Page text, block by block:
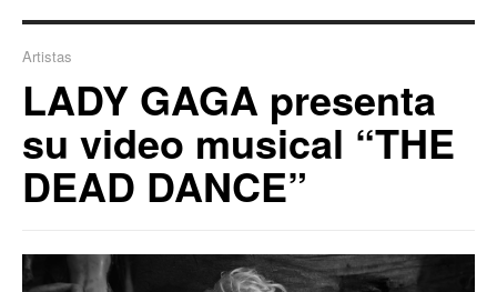
Artistas
LADY GAGA presenta
su video musical “THE
DEAD DANCE”